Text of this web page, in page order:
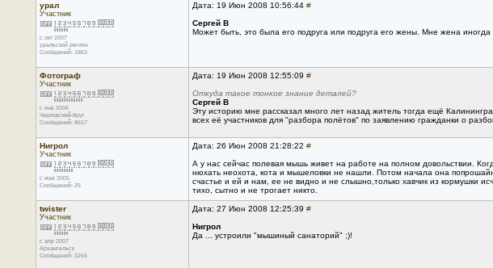
урал
Участник
с окт 2007
уральский регион
Сообщений: 1863
Дата: 19 Июн 2008 10:56:44 #
Сергей В
Может быть, это была его подруга или подруга его жены. Мне жена
Фотограф
Участник
с янв 2006
Чкаловский-Круг
Сообщений: 8617
Дата: 19 Июн 2008 12:55:09 #
Откуда такое тонкое знание деталей?
Сергей В
Эту историю мне рассказал много лет назад житель тогда ещё
всех её участников для "разбора полётов" по заявлению гражданки о
Нигрол
Участник
с мая 2005
Сообщений: 25
Дата: 26 Июн 2008 21:28:22 #
А у нас сейчас полевая мышь живет на работе на полном довольствии.
нюхать неохота, кота и мышеловки не нашли. Потом начала она
счастье и ей и нам, ее не видно и не слышно,только хавчик из кормушки
тихо, сытно и не трогает никто.
twister
Участник
с апр 2007
Архангельск
Сообщений: 3264
Дата: 27 Июн 2008 12:25:39 #
Нигрол
Да ... устроили "мышиный санаторий" ;)!